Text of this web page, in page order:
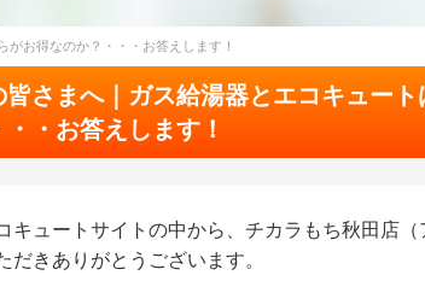
お得なのか？・・・お答えします！
皆さまへ｜ガス給湯器とエコキュー
・お答えします！
キュートサイトの中から、チカラもち秋田店
だきありがとうございます。